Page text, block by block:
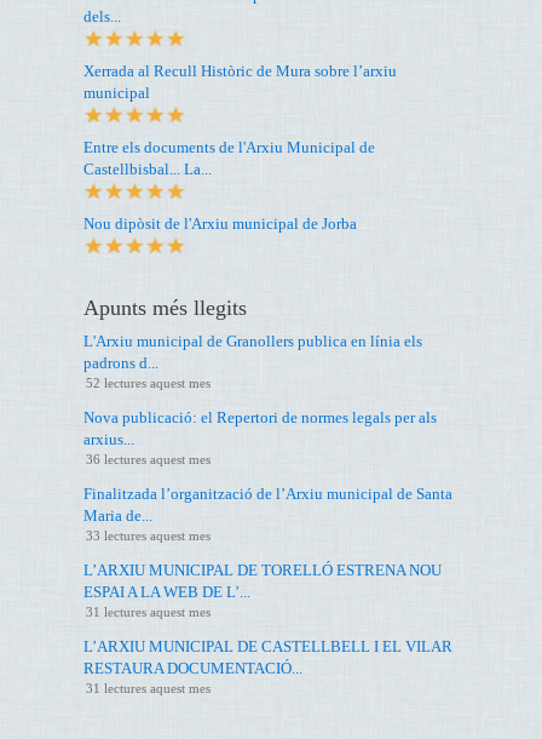
dels...
Xerrada al Recull Històric de Mura sobre l’arxiu
municipal
Entre els documents de l'Arxiu Municipal de
Castellbisbal... La...
Nou dipòsit de l'Arxiu municipal de Jorba
Apunts més llegits
L'Arxiu municipal de Granollers publica en línia els
padrons d...
52 lectures aquest mes
Nova publicació: el Repertori de normes legals per als
arxius...
36 lectures aquest mes
Finalitzada l’organització de l’Arxiu municipal de Santa
Maria de...
33 lectures aquest mes
L’ARXIU MUNICIPAL DE TORELLÓ ESTRENA NOU
ESPAI A LA WEB DE L’...
31 lectures aquest mes
L’ARXIU MUNICIPAL DE CASTELLBELL I EL VILAR
RESTAURA DOCUMENTACIÓ...
31 lectures aquest mes